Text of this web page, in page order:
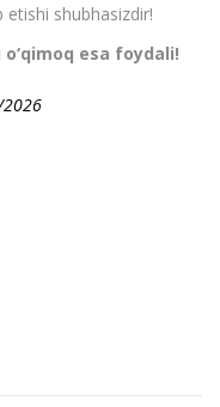
etishi shubhasizdir!
esa foydali!